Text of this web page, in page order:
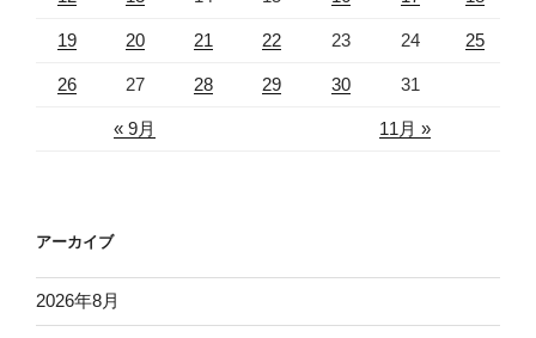
« 9月 11月 »
19 20 21 22 23 24 25
26 27 28 29 30 31
アーカイブ
2026年8月